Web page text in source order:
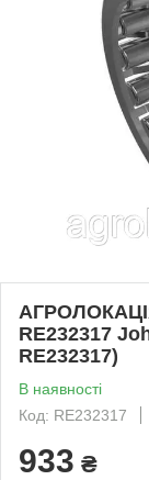
RE232317
RE232317)
В наявності
Код: RE232317
933 ₴